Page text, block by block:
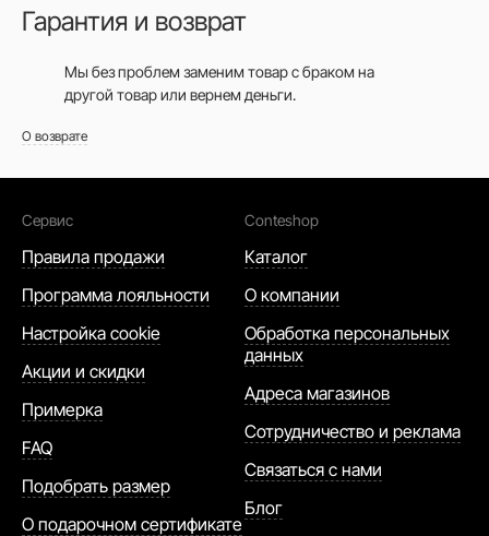
Гарантия и возврат
Мы без проблем заменим товар с браком на
другой товар или вернем деньги.
О возврате
Сервис
Правила продажи
Программа лояльности
Настройка cookie
Акции и скидки
Примерка
FAQ
Подобрать размер
О подарочном сертификате
Conteshop
Каталог
О компании
Обработка персональных
данных
Адреса магазинов
Сотрудничество и реклама
Связаться с нами
Блог